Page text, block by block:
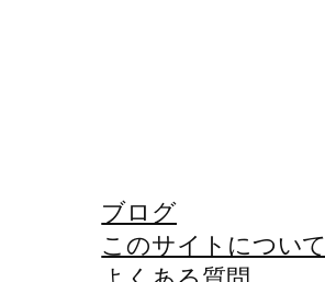
ブログ
このサイトについて